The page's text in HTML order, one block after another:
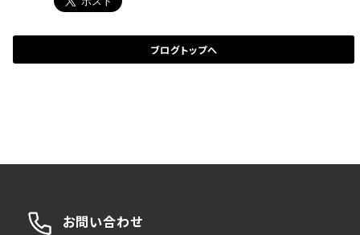
ブログトップへ
お問い合わせ